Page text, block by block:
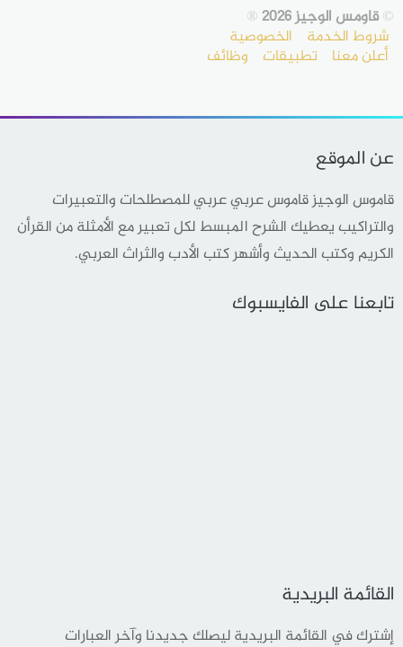
©قاومس الوجيز 2026 ®
شروط الخدمة الخصوصية
أعلن معنا تطبيقات وظائف
عن الموقع
قاموس الوجيز قاموس عربي عربي للمصطلحات والتعبيرات
والتراكيب يعطيك الشرح المبسط لكل تعبير مع الأمثلة من القرأن
الكريم وكتب الحديث وأشهر كتب الأدب والثراث العربي.
تابعنا على الفايسبوك
القائمة البريدية
إشترك في القائمة البريدية ليصلك جديدنا وآخر العبارات